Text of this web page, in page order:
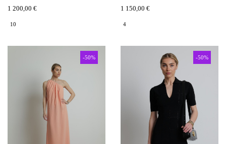
1 200,00 €
10
1 150,00 €
4
-50% -50%